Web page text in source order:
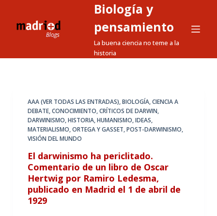
a
Biología y
pensamiento
La buena ciencia no teme a la
historia
AAA (VER TODAS LAS ENTRADAS),BIOLOGÍA,CIENCIA A
DEBATE,CONOCIMIENTO,CRÍTICOS DE DARWIN,
DARWINISMO,HISTORIA,HUMANISMO,IDEAS,
MATERIALISMO,ORTEGA Y GASSET,POST-DARWINISMO,
VISIÓN DEL MUNDO
El darwinismo ha periclitado.
Comentario de un libro de Oscar
Hertwig por Ramiro Ledesma,
publicado en Madrid el 1 de abril de
1929